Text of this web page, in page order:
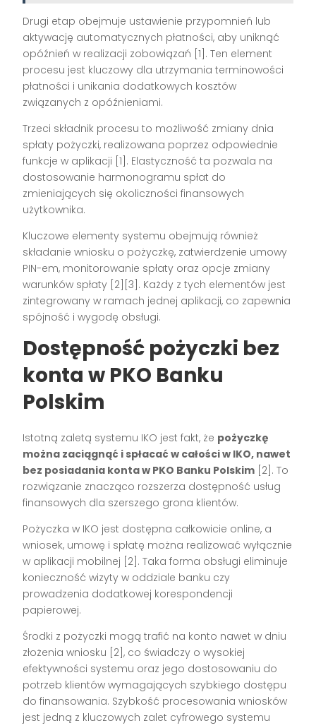
Drugi etap obejmuje ustawienie przypomnień lub
aktywację automatycznych płatności, aby uniknąć
opóźnień w realizacji zobowiązań [1]. Ten element
procesu jest kluczowy dla utrzymania terminowości
płatności i unikania dodatkowych kosztów
związanych z opóźnieniami.
Trzeci składnik procesu to możliwość zmiany dnia
spłaty pożyczki, realizowana poprzez odpowiednie
funkcje w aplikacji [1]. Elastyczność ta pozwala na
dostosowanie harmonogramu spłat do
zmieniających się okoliczności finansowych
użytkownika.
Kluczowe elementy systemu obejmują również
składanie wniosku o pożyczkę, zatwierdzenie umowy
PIN-em, monitorowanie spłaty oraz opcje zmiany
warunków spłaty [2][3]. Każdy z tych elementów jest
zintegrowany w ramach jednej aplikacji, co zapewnia
spójność i wygodę obsługi.
Dostępność pożyczki bez
konta w PKO Banku
Polskim
Istotną zaletą systemu IKO jest fakt, że pożyczkę
można zaciągnąć i spłacać w całości w IKO, nawet
bez posiadania konta w PKO Banku Polskim [2]. To
rozwiązanie znacząco rozszerza dostępność usług
finansowych dla szerszego grona klientów.
Pożyczka w IKO jest dostępna całkowicie online, a
wniosek, umowę i spłatę można realizować wyłącznie
w aplikacji mobilnej [2]. Taka forma obsługi eliminuje
konieczność wizyty w oddziale banku czy
prowadzenia dodatkowej korespondencji
papierowej.
Środki z pożyczki mogą trafić na konto nawet w dniu
złożenia wniosku [2], co świadczy o wysokiej
efektywności systemu oraz jego dostosowaniu do
potrzeb klientów wymagających szybkiego dostępu
do finansowania. Szybkość procesowania wniosków
jest jedną z kluczowych zalet cyfrowego systemu